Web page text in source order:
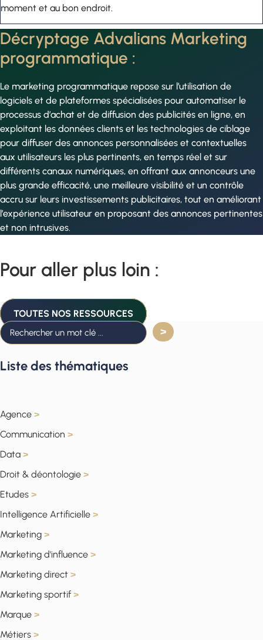
moment et au bon endroit.
Décryptage Advalians Marketing
programmatique :
Le marketing programmatique repose sur l’utilisation de
logiciels et de plateformes spécialisées pour automatiser le
processus d’achat et de diffusion des publicités en ligne, en
exploitant les données clients et les technologies de ciblage
pour diffuser des annonces personnalisées et contextuelles
aux utilisateurs les plus pertinents, en temps réel et sur
différents canaux numériques, en offrant aux annonceurs une
plus grande efficacité, une meilleure visibilité et un contrôle
accru sur leurs investissements publicitaires, tout en améliorant
l’expérience utilisateur en proposant des annonces pertinentes
et non intrusives.
Pour aller plus loin :
TOUTES NOS RESSOURCES
Liste des thématiques
Agence >
Communication >
Data >
Droit & déontologie >
Etudes >
Intelligence Artificielle >
Marketing >
Marketing d'influence >
Marketing direct >
Marketing sportif >
Marque >
Métiers >